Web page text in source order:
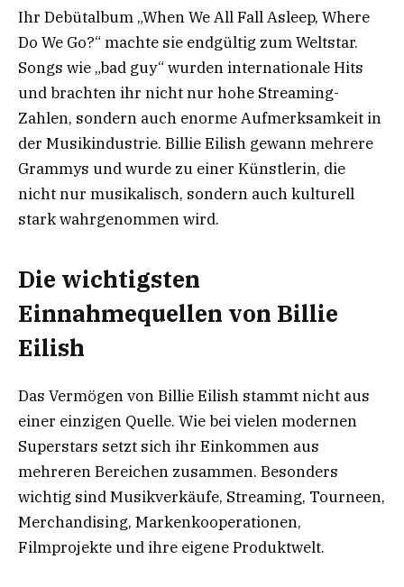
Ihr Debütalbum „When We All Fall Asleep, Where
Do We Go?“ machte sie endgültig zum Weltstar.
Songs wie „bad guy“ wurden internationale Hits
und brachten ihr nicht nur hohe Streaming-
Zahlen, sondern auch enorme Aufmerksamkeit in
der Musikindustrie. Billie Eilish gewann mehrere
Grammys und wurde zu einer Künstlerin, die
nicht nur musikalisch, sondern auch kulturell
stark wahrgenommen wird.
Die wichtigsten
Einnahmequellen von Billie
Eilish
Das Vermögen von Billie Eilish stammt nicht aus
einer einzigen Quelle. Wie bei vielen modernen
Superstars setzt sich ihr Einkommen aus
mehreren Bereichen zusammen. Besonders
wichtig sind Musikverkäufe, Streaming, Tourneen,
Merchandising, Markenkooperationen,
Filmprojekte und ihre eigene Produktwelt.